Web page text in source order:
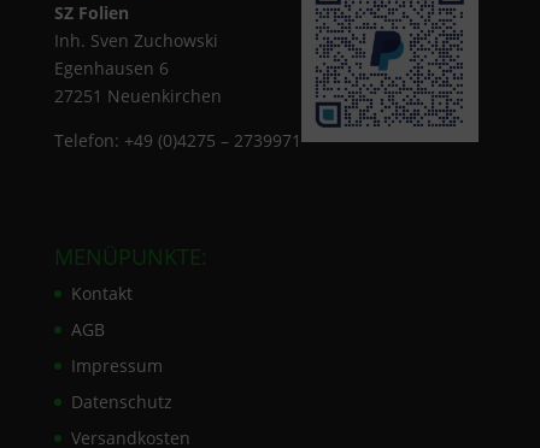
SZ Folien
Inh. Sven Zuchowski
Egenhausen 6
27251 Neuenkirchen
Telefon: +49 (0)4275 – 2739971
MENÜPUNKTE:
Kontakt
AGB
Impressum
Datenschutz
Versandkosten